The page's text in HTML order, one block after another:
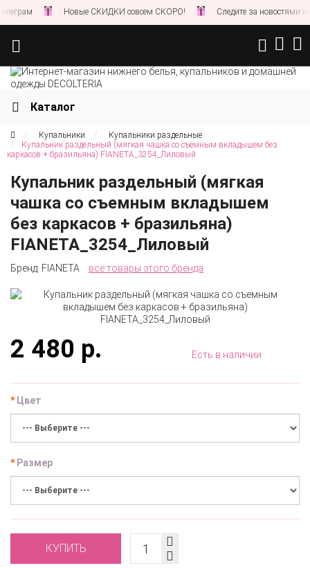
Новые СКИДКИ совсем СКОРО! Следите за новостями на нашем
Каталог
Купальники
Купальники раздельные
Купальник раздельный (мягкая чашка со съемным вкладышем без
каркасов + бразильяна) FIANETA_3254_Лиловый
Купальник раздельный (мягкая
чашка со съемным вкладышем
без каркасов + бразильяна)
FIANETA_3254_Лиловый
Бренд: FIANETA все товары этого бренда
2 480 р. Есть в наличии
Цвет
Размер
КУПИТЬ